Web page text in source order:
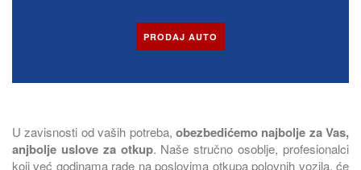
PRODAJ AUTO
U zavisnosti od vaših potreba, obezbedićemo najbolje za Vas,
anjbolje uslove za otkup. Naše stručno osoblje, profesionalci
koji već godinama rade na poslovima otkupa polovnih vozila, će